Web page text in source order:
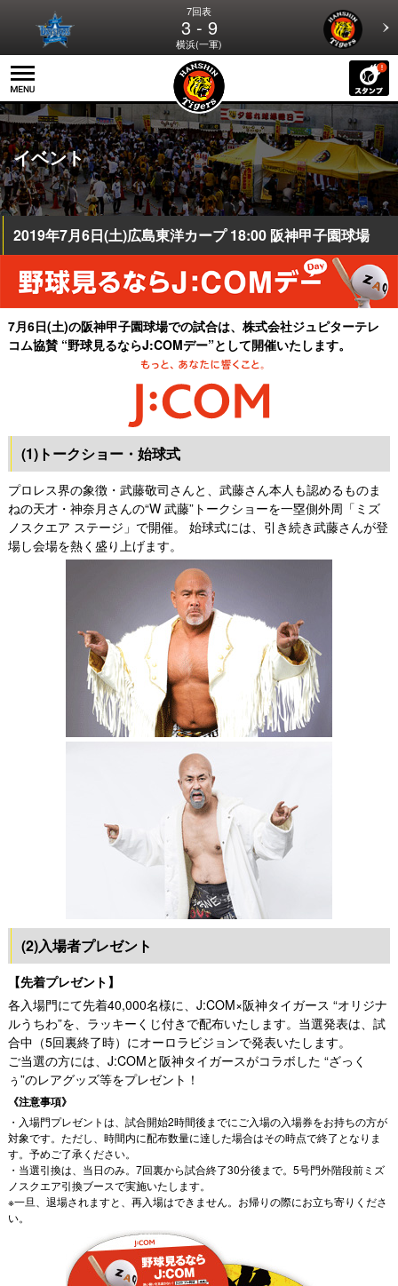
7回表
3 - 9
横浜(一軍)
イベント
2019年7月6日(土)広島東洋カープ 18:00 阪神甲子園球場
7月6日(土)の阪神甲子園球場での試合は、株式会社ジュピターテレ
コム協賛 “野球見るならJ:COMデー”として開催いたします。
(1)トークショー・始球式
プロレス界の象徴・武藤敬司さんと、武藤さん本人も認めるものま
ねの天才・神奈月さんの“W 武藤”トークショーを一塁側外周「ミズ
ノスクエア ステージ」で開催。 始球式には、引き続き武藤さんが登
場し会場を熱く盛り上げます。
(2)入場者プレゼント
【先着プレゼント】
各入場門にて先着40,000名様に、J:COM×阪神タイガース “オリジナ
ルうちわ”を、ラッキーくじ付きで配布いたします。当選発表は、試
合中（5回裏終了時）にオーロラビジョンで発表いたします。
ご当選の方には、J:COMと阪神タイガースがコラボした “ざっく
ぅ”のレアグッズ等をプレゼント！
《注意事項》
・入場門プレゼントは、試合開始2時間後までにご入場の入場券をお持ちの方が
対象です。ただし、時間内に配布数量に達した場合はその時点で終了となりま
す。予めご了承ください。
・当選引換は、当日のみ。7回裏から試合終了30分後まで。5号門外階段前ミズ
ノスクエア引換ブースで実施いたします。
※一旦、退場されますと、再入場はできません。お帰りの際にお立ち寄りくださ
い。